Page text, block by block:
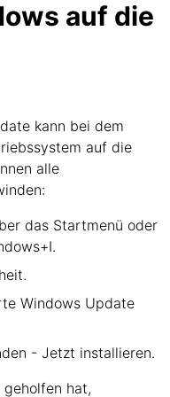
auf die
kann bei dem
auf die
alle
das Startmenü oder
Windows Update
- Jetzt installieren.
hat,